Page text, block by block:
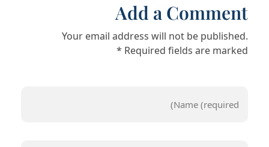
Add a Comment
Your email address will not be published.
Required fields are marked *